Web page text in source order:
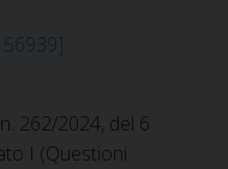
56939]
262/2024, del 6
I (Questioni